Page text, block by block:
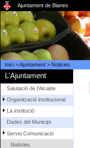
Ajuntament de Blanes
Inici>Ajuntament> Noticies
L'Ajuntament
Salutació de l'Alcalde
Organització institucional
La institució
Dades del Municipi
Servei Comunicació
Notícies